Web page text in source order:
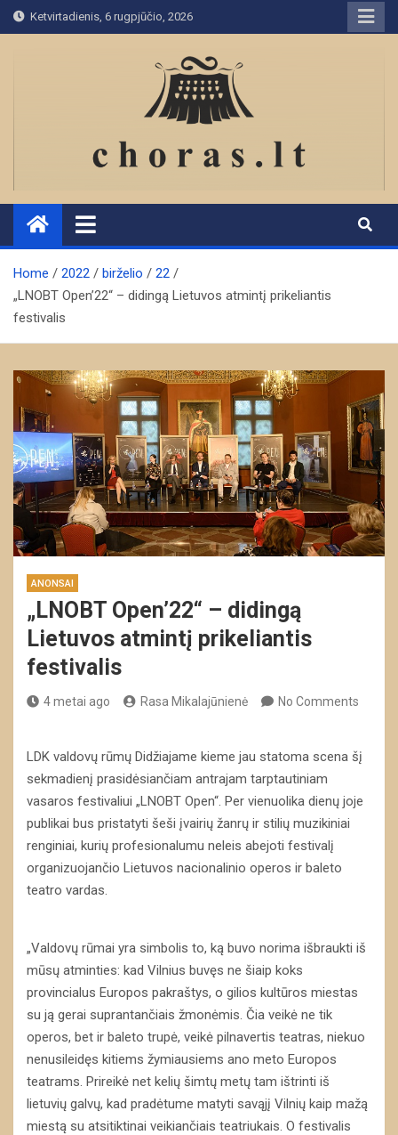
Skip
to
Ketvirtadienis, 6 rugpjūčio, 2026
Home 2022 birželio
22
„LNOBT Open’22“ – didingą Lietuvos atmintį prikeliantis
festivalis
ANONSAI
„LNOBT Open’22“ – didingą
Lietuvos atmintį prikeliantis
festivalis
4 metai ago Rasa Mikalajūnienė No Comments
LDK valdovų rūmų Didžiajame kieme jau statoma scena šį
sekmadienį prasidėsiančiam antrajam tarptautiniam
vasaros festivaliui „LNOBT Open“. Per vienuolika dienų joje
publikai bus pristatyti šeši įvairių žanrų ir stilių muzikiniai
renginiai, kurių profesionalumu neleis abejoti festivalį
organizuojančio Lietuvos nacionalinio operos ir baleto
teatro vardas.
„Valdovų rūmai yra simbolis to, ką buvo norima išbraukti iš
mūsų atminties: kad Vilnius buvęs ne šiaip koks
provincialus Europos pakraštys, o gilios kultūros miestas
su ją gerai suprantančiais žmonėmis. Čia veikė ne tik
operos, bet ir baleto trupė, veikė pilnavertis teatras, niekuo
nenusileidęs kitiems žymiausiems ano meto Europos
teatrams. Prireikė net kelių šimtų metų tam ištrinti iš
lietuvių galvų, kad pradėtume matyti savąjį Vilnių kaip mažą
miestą su atsitiktinai veikiančiais teatriukais. O festivalis